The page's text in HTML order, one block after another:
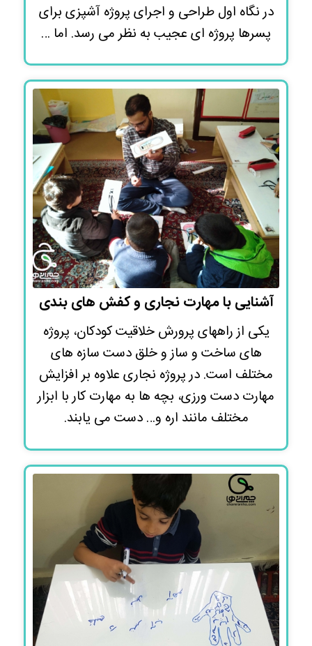
در نگاه اول طراحی و اجرای پروژه آشپزی برای
پسرها پروژه ای عجیب به نظر می رسد. اما …
آشنایی با مهارت نجاری و کفش های بندی
یکی از راههای پرورش خلاقیت کودکان، پروژه
های ساخت و ساز و خلق دست سازه های
مختلف است. در پروژه نجاری علاوه بر افزایش
مهارت دست ورزی، بچه ها به مهارت کار با ابزار
مختلف مانند اره و… دست می یابند.